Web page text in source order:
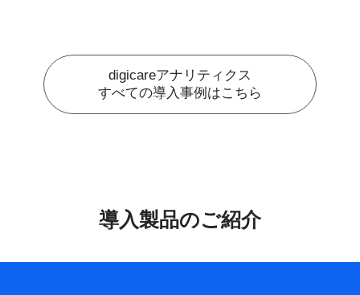
digicareアナリティクス
すべての導入事例はこちら
導入製品のご紹介